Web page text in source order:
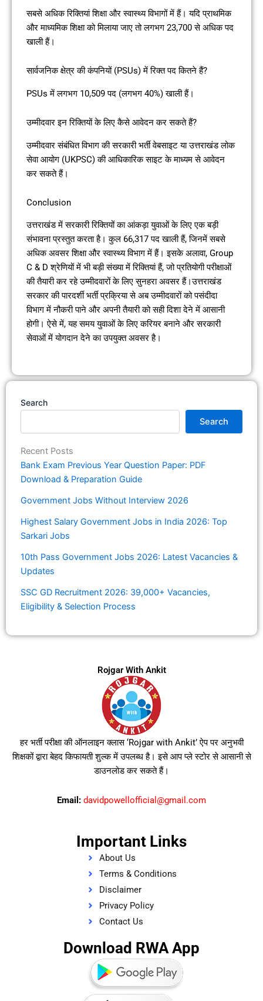
सबसे अधिक रिक्तियां शिक्षा और स्वास्थ्य विभागों में हैं। यदि प्राथमिक
और माध्यमिक शिक्षा को मिलाया जाए तो लगभग 23,700 से अधिक पद
खाली हैं।
सार्वजनिक क्षेत्र की कंपनियों (PSUs) में रिक्त पद कितने हैं?
PSUs में लगभग 10,509 पद (लगभग 40%) खाली हैं।
उम्मीदवार इन रिक्तियों के लिए कैसे आवेदन कर सकते हैं?
उम्मीदवार संबंधित विभाग की सरकारी भर्ती वेबसाइट या उत्तराखंड लोक
सेवा आयोग (UKPSC) की आधिकारिक साइट के माध्यम से आवेदन
कर सकते हैं।
Conclusion
उत्तराखंड में सरकारी रिक्तियों का आंकड़ा युवाओं के लिए एक बड़ी
संभावना प्रस्तुत करता है। कुल 66,317 पद खाली हैं, जिनमें सबसे
अधिक अवसर शिक्षा और स्वास्थ्य विभाग में हैं। इसके अलावा, Group
C & D श्रेणियों में भी बड़ी संख्या में रिक्तियां हैं, जो प्रतियोगी परीक्षाओं
की तैयारी कर रहे उम्मीदवारों के लिए सुनहरा अवसर हैं।उत्तराखंड
सरकार की पारदर्शी भर्ती प्रक्रिया से अब उम्मीदवारों को पसंदीदा
विभाग में नौकरी पाने और अपनी तैयारी को सही दिशा देने में आसानी
होगी। ऐसे में, यह समय युवाओं के लिए करियर बनाने और सरकारी
सेवाओं में योगदान देने का उपयुक्त अवसर है।
Search
Search
Recent Posts
Bank Exam Previous Year Question Paper: PDF
Download & Preparation Guide
Government Jobs Without Interview 2026
Highest Salary Government Jobs in India 2026: Top
Sarkari Jobs
10th Pass Government Jobs 2026: Latest Vacancies &
Updates
SSC GD Recruitment 2026: 39,000+ Vacancies,
Eligibility & Selection Process
Rojgar With Ankit
हर भर्ती परीक्षा की ऑनलाइन क्लास ‘Rojgar with Ankit’ ऐप पर अनुभवी
शिक्षकों द्वारा बेहद किफायती शुल्क में उपलब्ध है। इसे आप प्ले स्टोर से आसानी से
डाउनलोड कर सकते हैं।
Email: davidpowellofficial@gmail.com
Important Links
About Us
Terms & Conditions
Disclaimer
Privacy Policy
Contact Us
Download RWA App